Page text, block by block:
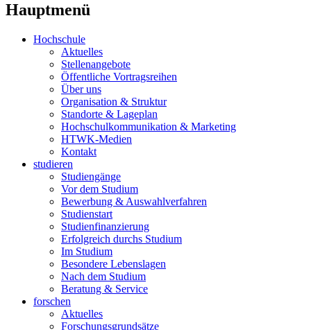
Hauptmenü
Hochschule
Aktuelles
Stellenangebote
Öffentliche Vortragsreihen
Über uns
Organisation & Struktur
Standorte & Lageplan
Hochschulkommunikation & Marketing
HTWK-Medien
Kontakt
studieren
Studiengänge
Vor dem Studium
Bewerbung & Auswahlverfahren
Studienstart
Studienfinanzierung
Erfolgreich durchs Studium
Im Studium
Besondere Lebenslagen
Nach dem Studium
Beratung & Service
forschen
Aktuelles
Forschungsgrundsätze